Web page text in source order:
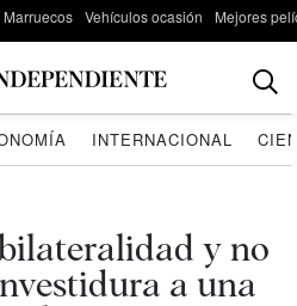
Marruecos Vehículos ocasión Mejores
INTERNACIONAL
y no
a una